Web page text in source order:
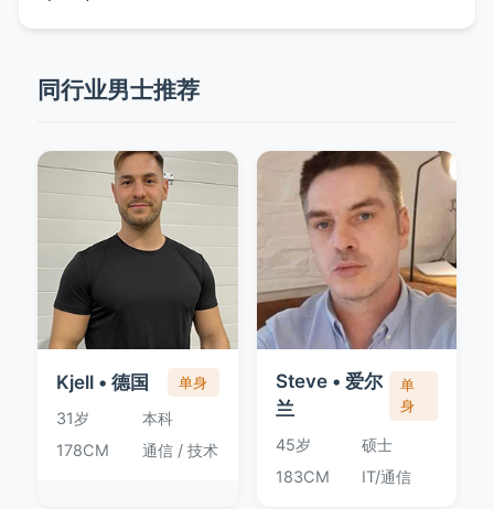
同行业男士推荐
Kjell • 德国 单身
31岁
本科
178CM
通信 / 技术
Steve • 爱尔
兰
单
身
45岁
硕士
183CM
IT/通信